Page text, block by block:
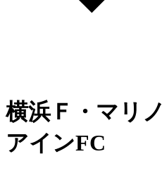
横浜Ｆ・マリ
アインFC